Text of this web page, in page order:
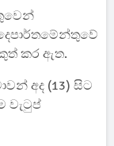
කර ඇත.
අද (13) සිට
වැටුප්